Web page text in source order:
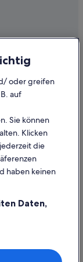
oder greifen
auf
Sie können
Klicken
die
haben keinen
Daten,
auf einem